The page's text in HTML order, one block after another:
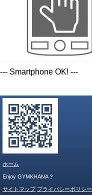
--- Smartphone OK! ---
ホーム
Enjoy GYMKHANA？
サイトマップ プライバシーポリシー